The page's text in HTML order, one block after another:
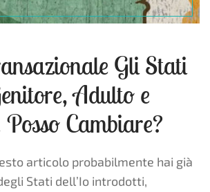
Gli Stati
Adulto e
Cambiare?
articolo probabilmente hai già
Stati dell’Io introdotti,